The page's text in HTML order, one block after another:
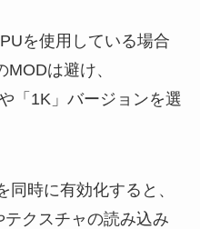
を使用している場合
は避け、
「1K」バージョンを選
時に有効化すると、
クスチャの読み込み